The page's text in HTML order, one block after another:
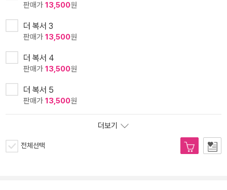
판매가 13,500원
더 복서 3
판매가 13,500원
더 복서 4
판매가 13,500원
더 복서 5
판매가 13,500원
더보기
전체선택